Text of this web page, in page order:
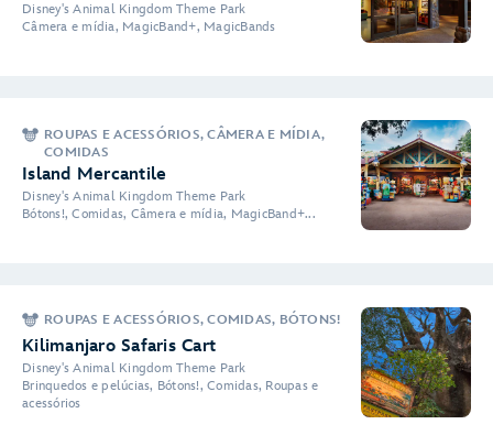
Disney's Animal Kingdom Theme Park
Câmera e mídia, MagicBand+, MagicBands
ROUPAS E ACESSÓRIOS, CÂMERA E MÍDIA,
COMIDAS
Island Mercantile
Disney's Animal Kingdom Theme Park
Bótons!, Comidas, Câmera e mídia, MagicBand+...
ROUPAS E ACESSÓRIOS, COMIDAS, BÓTONS!
Kilimanjaro Safaris Cart
Disney's Animal Kingdom Theme Park
Brinquedos e pelúcias, Bótons!, Comidas, Roupas e
acessórios